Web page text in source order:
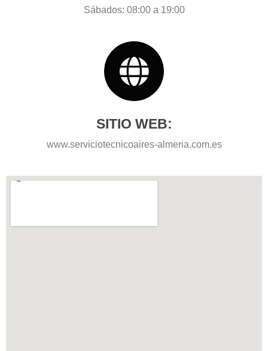
Sábados: 08:00 a 19:00
SITIO WEB:
www.serviciotecnicoaires-almeria.com.es